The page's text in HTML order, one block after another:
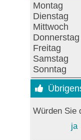
Montag
Dienstag
Mittwoch
Donnerstag
Freitag
Samstag
Sonntag
Würden Sie
ja